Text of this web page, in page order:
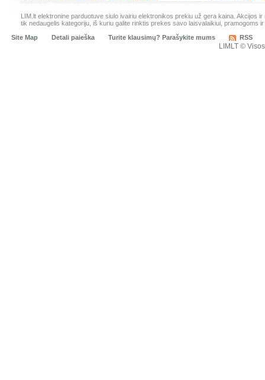
LIM.lt elektronine parduotuve siulo ivairiu elektronikos prekiu už gera kaina. Akcijos
tik nedaugelis kategoriju, iš kuriu galite rinktis prekes savo laisvalaikiui, pramogoms ir
Site Map
Detali paieška Turite klausimų? Parašykite mums RSS
LIMLT ©